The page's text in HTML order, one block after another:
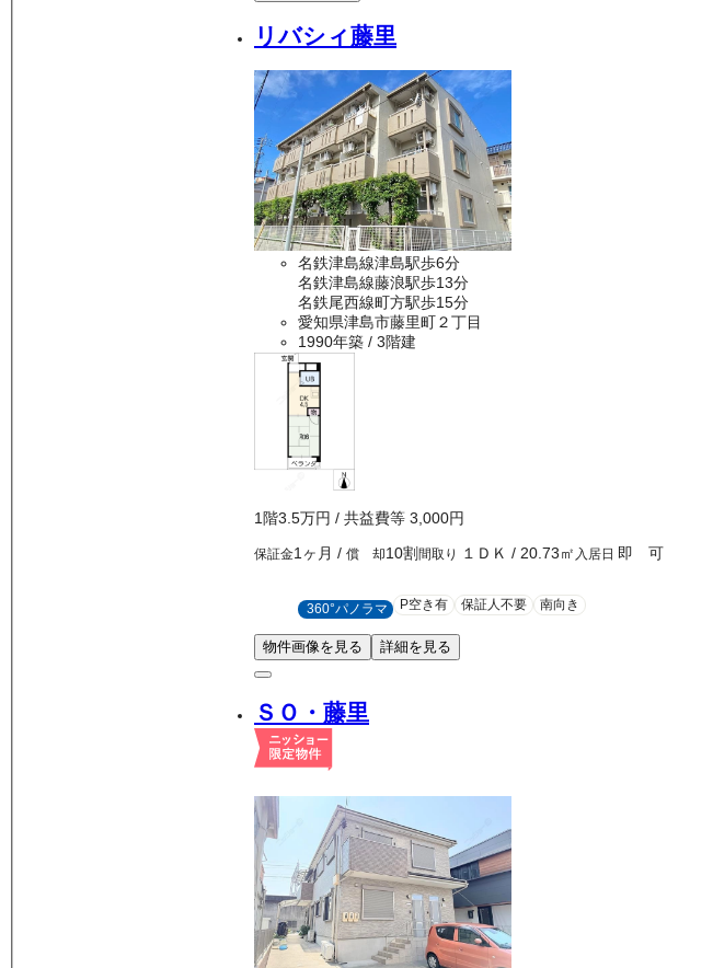
リバシィ藤里
名鉄津島線津島駅歩6分
名鉄津島線藤浪駅歩13分
名鉄尾西線町方駅歩15分
愛知県津島市藤里町２丁目
1990年築 / 3階建
1階3.5万円 / 共益費等 3,000円
保証金1ヶ月 / 償 却10割 間取り １ＤＫ / 20.73㎡ 入居日 即 可
360°パノラマ P空き有 保証人不要 南向き
物件画像を見る 詳細を見る
ＳＯ・藤里